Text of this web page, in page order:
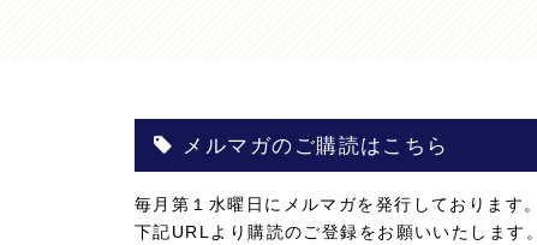
メルマガのご購読はこちら
毎月第１水曜日にメルマガを発行しております。
下記URLより購読のご登録をお願いいたします。